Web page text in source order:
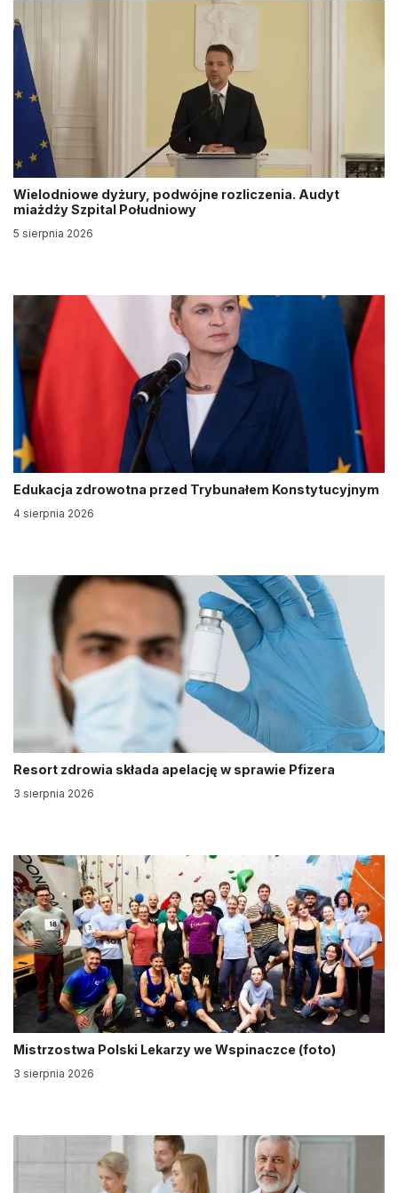
Wielodniowe dyżury, podwójne rozliczenia. Audyt
miażdży Szpital Południowy
5 sierpnia 2026
Edukacja zdrowotna przed Trybunałem Konstytucyjnym
4 sierpnia 2026
Resort zdrowia składa apelację w sprawie Pfizera
3 sierpnia 2026
Mistrzostwa Polski Lekarzy we Wspinaczce (foto)
3 sierpnia 2026